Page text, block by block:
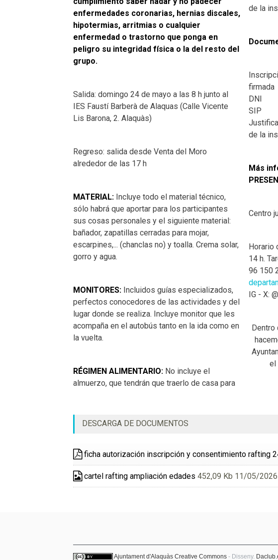
enfermedades coronarias, hernias discales,
hipotermias, arritmias o cualquier
enfermedad o trastorno que ponga en
peligro su integridad física o la del resto del
grupo.
Salida: domingo 24 de mayo a las 8 h junto al
IES Faustí Barberà de Alaquas (Calle Vicente
Lis Barona, 2. Alaquàs)
Regreso: salida desde Venta del Moro
alrededor de las 17 h
MATERIAL: Incluye todo el material técnico,
sólo habrá que aportar para los participantes
sus cosas personales y el siguiente material:
bañador, zapatillas cerradas para mojar,
escarpines,... (chanclas no) y toalla. Crema solar,
gorro y agua.
MONITORES: Incluidos guías especializados,
perfectos conocedores de las actividades y del
lugar donde se realiza. Incluye monitor que les
acompaña en el autobús tanto en la ida como en
la vuelta.
RÉGIMEN ALIMENTARIO: No incluye el
almuerzo, que tendrán que traerlo de casa para
de la
firmada
DNI
SIP
de la
Más
Centro
Horario
14 h.
96 150
IG - X:
Dentro
el
DESCARGA DE DOCUMENTOS
ficha autorización inscripción y consentimiento rafting
cartel rafting ampliación edades 452,09 Kb 11/05/2026
Ajuntament d'Alaquàs Creative Commons - Disseny.